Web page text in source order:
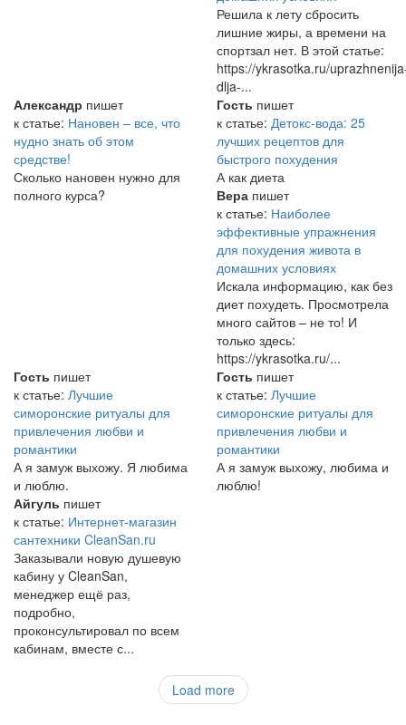
Решила к лету сбросить
лишние жиры, а времени на
спортзал нет. В этой статье:
https://ykrasotka.ru/
dlja-...
Александр пишет
к статье: Нановен – все, что
нудно знать об этом
средстве!
Сколько нановен нужно для
полного курса?
Гость пишет
к статье: Детокс-вода: 25
лучших рецептов для
быстрого похудения
А как диета
Вера пишет
к статье: Наиболее
эффективные упражнения
для похудения живота в
домашних условиях
Искала информацию, как без
диет похудеть. Просмотрела
много сайтов – не то! И
только здесь:
https://ykrasotka.ru/...
Гость пишет
к статье: Лучшие
симоронские ритуалы для
привлечения любви и
романтики
А я замуж выхожу. Я любима
и люблю.
Гость пишет
к статье: Лучшие
симоронские ритуалы для
привлечения любви и
романтики
А я замуж выхожу, любима и
люблю!
Айгуль пишет
к статье: Интернет-магазин
сантехники CleanSan.ru
Заказывали новую душевую
кабину у CleanSan,
менеджер ещё раз,
подробно,
проконсультировал по всем
кабинам, вместе с...
Load more